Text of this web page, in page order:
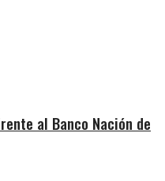
al Banco Nación de